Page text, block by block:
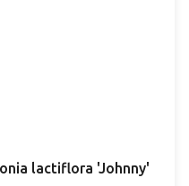
lactiflora 'Johnny'